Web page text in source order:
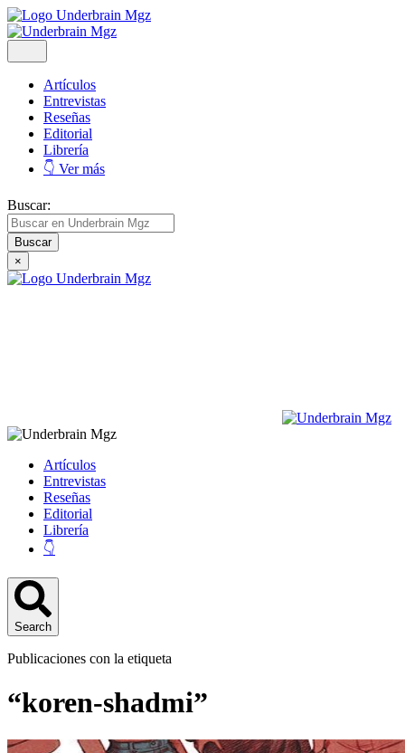
Artículos
Entrevistas
Reseñas
Editorial
Librería
👇 Ver más
Buscar:
×
Artículos
Entrevistas
Reseñas
Editorial
Librería
👇
Search
Publicaciones con la etiqueta
“koren-shadmi”